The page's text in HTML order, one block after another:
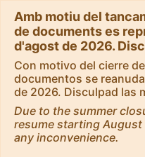
Amb motiu del
de documents es
d'agost de 2026.
Con motivo del cierre
documentos se
de 2026. Disculpad las
Due to the summer
resume starting
any inconvenience.